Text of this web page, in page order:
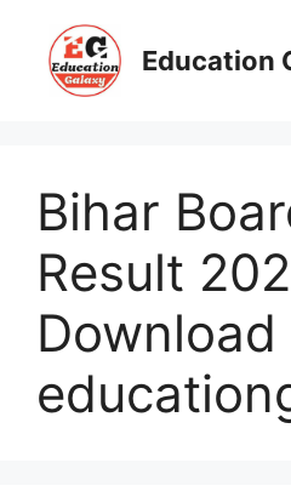
content
Education
Bihar
Result
Download